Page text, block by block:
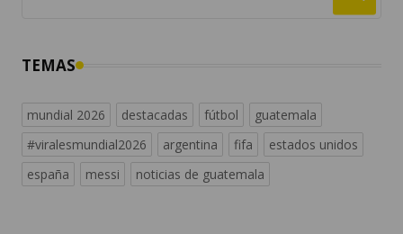
TEMAS
mundial 2026 destacadas fútbol
guatemala
#viralesmundial2026
argentina fifa
estados unidos
españa
messi noticias de guatemala